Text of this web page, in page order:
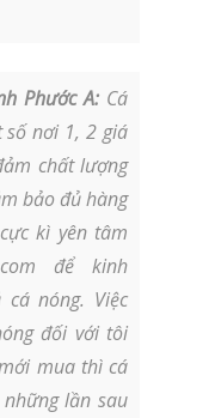
Phước A: Cá
số nơi 1, 2 giá
chất lượng
bảo đủ hàng
kì yên tâm
để kinh
nóng. Việc
đối với tôi
mua thì cá
lần sau